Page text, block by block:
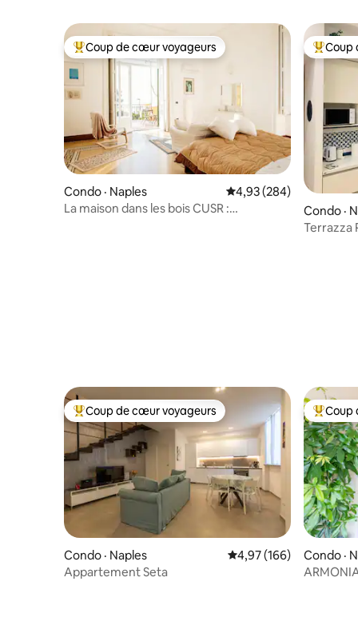
Coup de cœur voyageurs parmi les plus aimés
Coup de cœur voyageurs
Condo · Naples Note moyenne de 4,93
4,93 (284)
La maison dans les bois CUSR :
Coup
Coup
Condo ·
Terrazza
Coup de cœur voyageurs parmi les plus aimés
Coup de cœur voyageurs
Condo · Naples Note moyenne de
4,97 (166)
Appartement Seta
Coup
Coup
Condo ·